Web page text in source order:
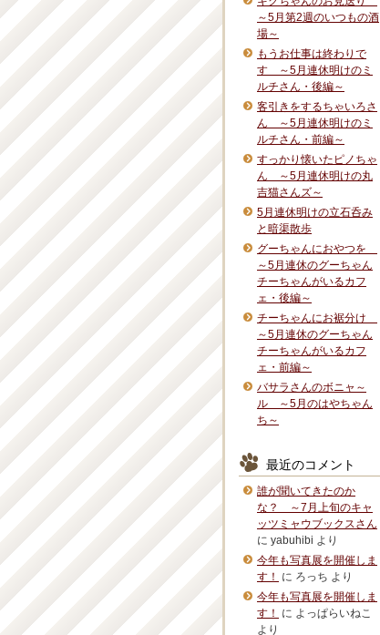
～5月第2週のいつもの酒
場～
もうお仕事は終わりで
す ～5月連休明けのミ
ルチさん・後編～
客引きをするちゃいろさ
ん ～5月連休明けのミ
ルチさん・前編～
すっかり懐いたピノちゃ
ん ～5月連休明けの丸
吉猫さんズ～
5月連休明けの立石呑み
と暗渠散歩
グーちゃんにおやつを
～5月連休のグーちゃん
チーちゃんがいるカフ
ェ・後編～
チーちゃんにお裾分け
～5月連休のグーちゃん
チーちゃんがいるカフ
ェ・前編～
バサラさんのボニャ～
ル ～5月のはやちゃん
ち～
最近のコメント
誰が聞いてきたのか
な？ ～7月上旬のキャ
ッツミャウブックスさん
に yabuhibi より
今年も写真展を開催しま
す！
に ろっち より
今年も写真展を開催しま
す！
に よっぱらいねこ
より